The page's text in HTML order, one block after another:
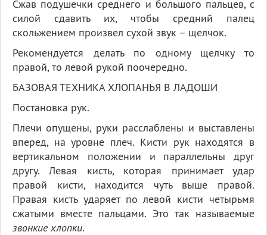
Сжав подушечки среднего и большого пальцев, с
силой сдавить их, чтобы средний палец
скольжением произвел сухой звук – щелчок.
Рекомендуется делать по одному щелчку то
правой, то левой рукой поочередно.
БАЗОВАЯ ТЕХНИКА ХЛОПАНЬЯ В ЛАДОШИ
Постановка рук.
Плечи опущены, руки расслаблены и выставлены
вперед, на уровне плеч. Кисти рук находятся в
вертикальном положении и параллельны друг
другу. Левая кисть, которая принимает удар
правой кисти, находится чуть выше правой.
Правая кисть ударяет по левой кисти четырьмя
сжатыми вместе пальцами. Это так называемые
звонкие хлопки.